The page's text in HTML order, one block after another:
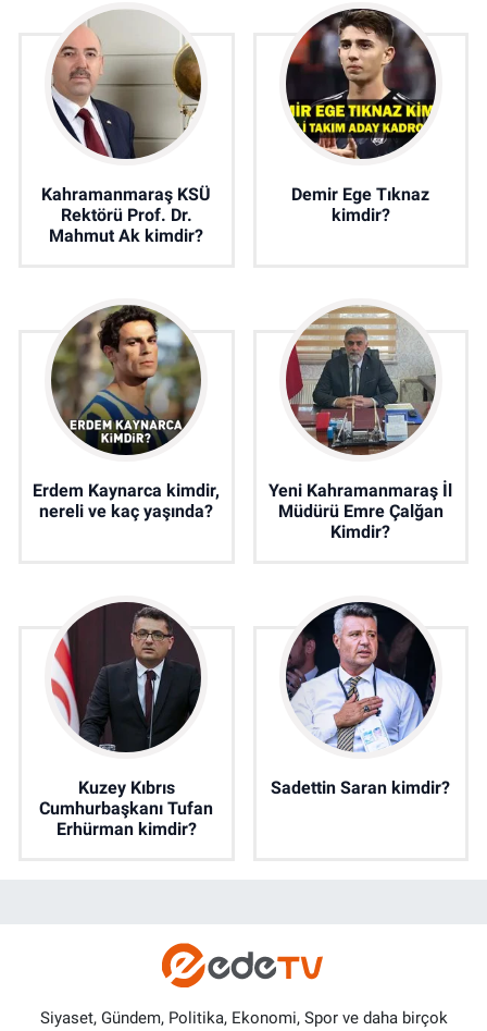
Kahramanmaraş KSÜ
Rektörü Prof. Dr.
Mahmut Ak kimdir?
Demir Ege Tıknaz
kimdir?
Erdem Kaynarca kimdir,
nereli ve kaç yaşında?
Yeni Kahramanmaraş İl
Müdürü Emre Çalğan
Kimdir?
Kuzey Kıbrıs
Cumhurbaşkanı Tufan
Erhürman kimdir?
Sadettin Saran kimdir?
Siyaset, Gündem, Politika, Ekonomi, Spor ve daha birçok